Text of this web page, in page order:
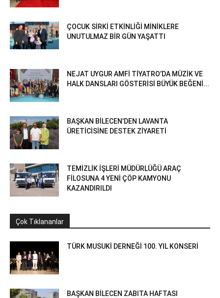
ÇOCUK SİRKİ ETKİNLİĞİ MİNİKLERE
UNUTULMAZ BİR GÜN YAŞATTI
NEJAT UYGUR AMFİ TİYATRO’DA MÜZİK VE
HALK DANSLARI GÖSTERİSİ BÜYÜK BEĞENİ...
BAŞKAN BİLECEN’DEN LAVANTA
ÜRETİCİSİNE DESTEK ZİYARETİ
TEMİZLİK İŞLERİ MÜDÜRLÜĞÜ ARAÇ
FİLOSUNA 4 YENİ ÇÖP KAMYONU
KAZANDIRILDI
Çok Tıklananlar
TÜRK MUSUKİ DERNEĞİ 100. YIL KONSERİ
BAŞKAN BİLECEN ZABITA HAFTASI